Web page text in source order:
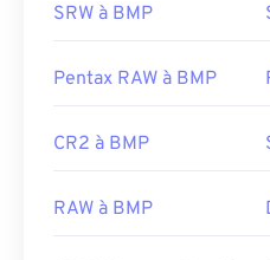
Preview,Apple Photos et
Sortie initiale :
20
https://en.wikipedia.org/
SRW à BMP
Pentax RAW à BMP
CR2 à BMP
RAW à BMP